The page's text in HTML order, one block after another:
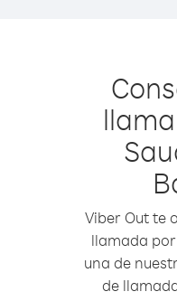
Viber Out te
llamada
una de
de